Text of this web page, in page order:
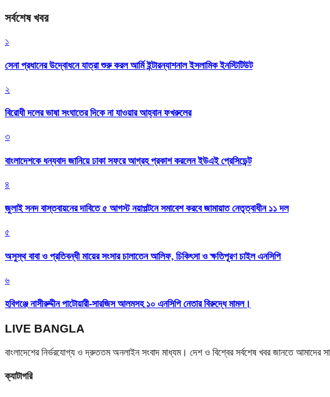
সর্বশেষ খবর
১
সেনা প্রধানের উদ্বোধনে যাত্রা শুরু করল আর্মি ইন্টারন্যাশনাল ইসলামিক ইনস্টিটিউট
২
বিরোধী দলের ভাষা সংঘাতের দিকে না যাওয়ার আহ্বান ফখরুলের
৩
বাংলাদেশকে ধন্যবাদ জানিয়ে ঢাকা সফরে আগ্রহ প্রকাশ করলেন ইউএই প্রেসিডেন্ট
৪
জুলাই সনদ বাস্তবায়নের দাবিতে ৫ আগস্ট নয়াপল্টনে সমাবেশ করবে জামায়াত নেতৃত্বাধীন ১১ দল
৫
অসুস্থ বাবা ও প্রতিবন্ধী মায়ের সংসার চালাতেন আলিফ, চিকিৎসা ও ক্ষতিপূরণ চাইল এনসিপি
৬
হবিগঞ্জে নাসীরুদ্দীন পাটোয়ারী-সারজিস আলমসহ ১০ এনসিপি নেতার বিরুদ্ধে মামল।
LIVE BANGLA
বাংলাদেশের নির্ভরযোগ্য ও দ্রুততম অনলাইন সংবাদ মাধ্যম। দেশ ও বিশ্বের সর্বশেষ খবর জানতে আমাদের
ক্যাটাগরি